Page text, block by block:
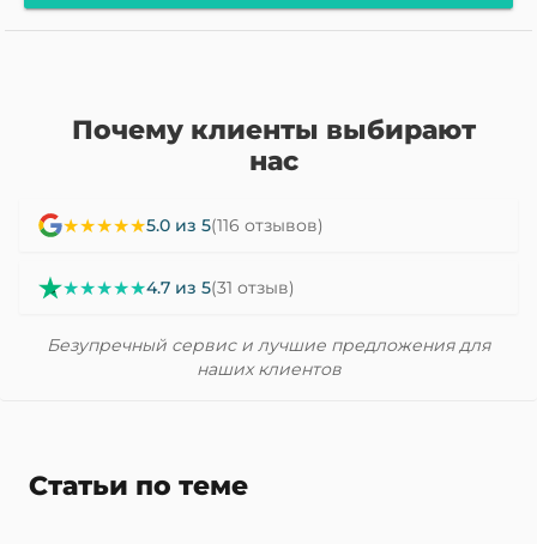
Почему клиенты выбирают
нас
★★★★★5.0 из 5(116 отзывов)
★★★★★4.7 из 5(31 отзыв)
Безупречный сервис и лучшие предложения для
наших клиентов
Статьи по теме